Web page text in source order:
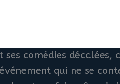
comédies décalées,
qui ne se